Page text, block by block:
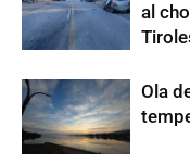
al
Ola